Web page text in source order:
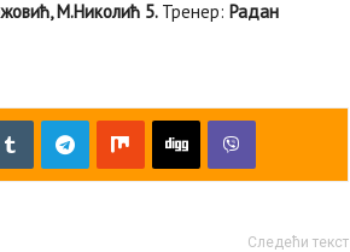
М.Николић 5. Тренер: Радан
Следећи текст